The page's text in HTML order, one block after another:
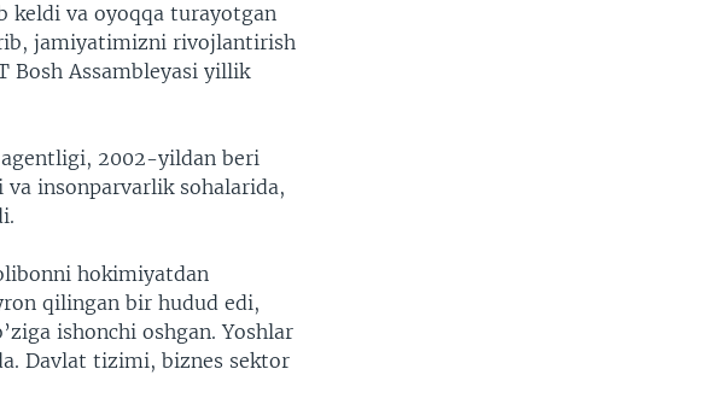
keldi va oyoqqa turayotgan
jamiyatimizni rivojlantirish
Bosh Assambleyasi yillik
agentligi, 2002-yildan beri
insonparvarlik sohalarida,
hokimiyatdan
qilingan bir hudud edi,
ishonchi oshgan. Yoshlar
Davlat tizimi, biznes sektor